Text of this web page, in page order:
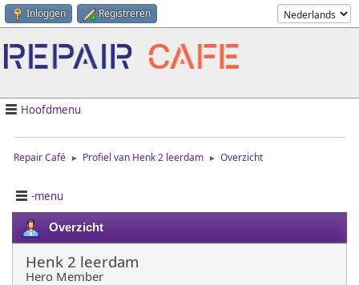
Inloggen Registreren
Hoofdmenu
Repair Café ► Profiel van Henk 2 leerdam ► Overzicht
-menu
Overzicht
Henk 2 leerdam
Hero Member